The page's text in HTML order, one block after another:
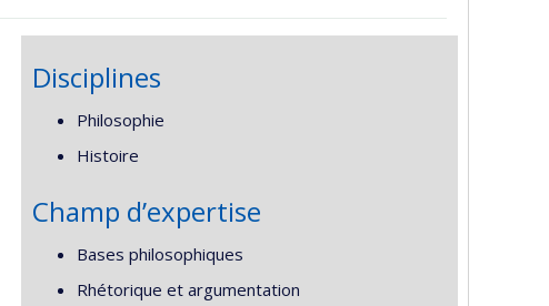
Disciplines
Philosophie
Histoire
Champ d’expertise
Bases philosophiques
Rhétorique et argumentation